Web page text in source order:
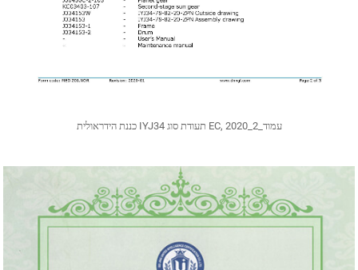
כננת הידראולית IYJ34 תעודת סוג EC, 2020_עמוד_2